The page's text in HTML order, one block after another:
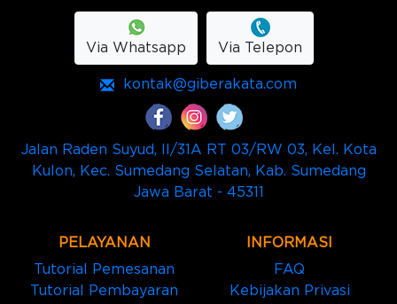
Via Whatsapp Via Telepon
kontak@giberakata.com
Jalan Raden Suyud, II/31A RT 03/RW 03, Kel. Kota
Kulon, Kec. Sumedang Selatan, Kab. Sumedang
Jawa Barat - 45311
PELAYANAN
Tutorial Pemesanan
Tutorial Pembayaran
INFORMASI
FAQ
Kebijakan Privasi